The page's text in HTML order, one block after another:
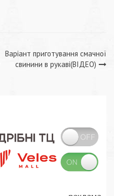
Варіант приготування смачної
свинини в рукаві(ВІДЕО)